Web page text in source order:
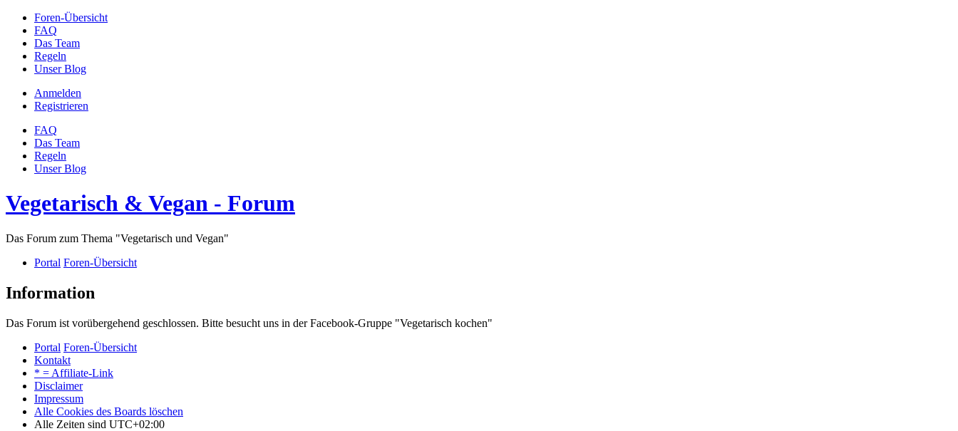
Foren-Übersicht
FAQ
Das Team
Regeln
Unser Blog
Anmelden
Registrieren
FAQ
Das Team
Regeln
Unser Blog
Vegetarisch & Vegan - Forum
Das Forum zum Thema "Vegetarisch und Vegan"
Portal Foren-Übersicht
Information
Das Forum ist vorübergehend geschlossen. Bitte besucht uns in der Facebook-Gruppe "Vegetarisch kochen"
Portal Foren-Übersicht
Kontakt
* = Affiliate-Link
Disclaimer
Impressum
Alle Cookies des Boards löschen
Alle Zeiten sind UTC+02:00